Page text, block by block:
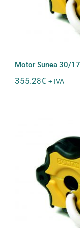
Motor Sunea 30/17
355.28€ + IVA
Motor